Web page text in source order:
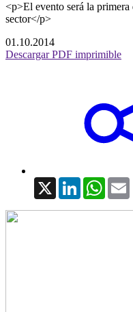
<p>El evento será la primera
sector</p>
01.10.2014
Descargar PDF imprimible
X LinkedIn